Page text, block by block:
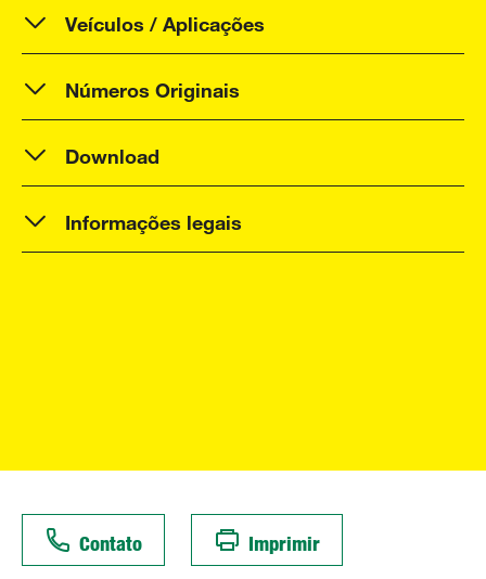
Veículos / Aplicações
Números Originais
Download
Informações legais
Contato Imprimir